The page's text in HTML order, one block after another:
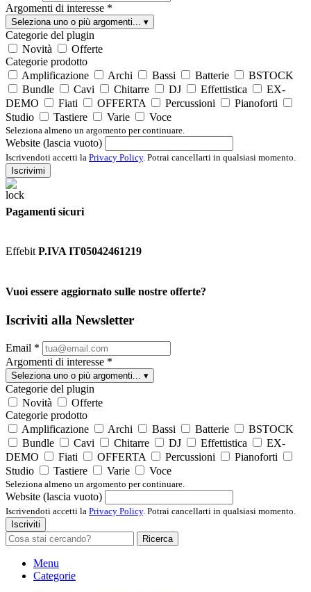
Argomenti di interesse *
Seleziona uno o più argomenti... ▾
Categorie del plugin
Novità
Offerte
Categorie prodotto
Amplificazione
Archi Bassi Batterie
BSTOCK
Bundle
Cavi Chitarre DJ Effettistica
EX-
DEMO
Fiati OFFERTA Percussioni
Pianoforti
Studio
Tastiere Varie Voce
Seleziona almeno un argomento per continuare.
Website (lascia vuoto)
Iscrivendoti accetti la Privacy Policy. Potrai cancellarti in qualsiasi momento.
Iscrivimi
Pagamenti sicuri
Effebit P.IVA IT05042461219
Vuoi essere aggiornato sulle nostre offerte?
Iscriviti alla Newsletter
Email *
Argomenti di interesse *
Seleziona uno o più argomenti... ▾
Categorie del plugin
Novità
Offerte
Categorie prodotto
Amplificazione
Archi Bassi Batterie
BSTOCK
Bundle
Cavi Chitarre DJ Effettistica
EX-
DEMO
Fiati OFFERTA Percussioni
Pianoforti
Studio
Tastiere Varie Voce
Seleziona almeno un argomento per continuare.
Website (lascia vuoto)
Iscrivendoti accetti la Privacy Policy. Potrai cancellarti in qualsiasi momento.
Iscriviti
Ricerca
Menu
Categorie